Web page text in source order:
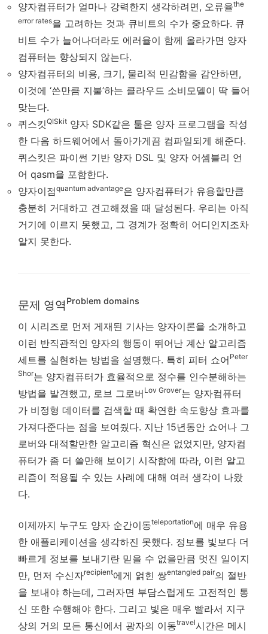
양자컴퓨터가 얼마나 강력한지 생각하려면, 오류율the
error rates을 고려하는 것과 큐비트의 수가 중요하다. 큐
비트 수가 늘어나더라도 에러율이 함께 올라가면 양자
컴퓨터는 향상되지 않는다.
양자컴퓨터의 비용, 크기, 물리적 민감함을 감안하면,
이것에 ‘쓴만큼 지불’하는 클라우드 소비모델이 딱 들어
맞는다.
퀴스킷QISkit 양자 SDK같은 툴은 양자 프로그램을 작성
한 다음 하드웨어에서 돌아가게끔 컴파일되게 해준다.
퀴스킷은 파이썬 기반 양자 DSL 및 양자 어셈블리 언
어 qasm을 포함한다.
양자이점quantum advantage은 양자컴퓨터가 유용할만큼
충분히 거대하고 견고해졌을 때 달성된다. 우리는 아직
거기에 이르지 못했고, 그 경계가 정확히 어디인지조차
알지 못한다.
문제 영역 Problem domains
이 시리즈로 먼저 게재된 기사는 양자이론을 소개하고
이런 반직관적인 양자의 행동이 뛰어난 계산 알고리즘
세트를 실현하는 방법을 설명했다. 특히 피터 쇼어 Peter
Shor는 양자컴퓨터가 효율적으로 정수를 인수분해하는
방법을 발견했고, 로브 그로버 Lov Grover는 양자컴퓨터
가 비정형 데이터를 검색할 때 확연한 속도향상 효과를
가져다준다는 점을 보여줬다. 지난 15년동안 쇼어나 그
로버와 대적할만한 알고리즘 혁신은 없었지만, 양자컴
퓨터가 좀 더 쓸만해 보이기 시작함에 따라, 이런 알고
리즘이 적용될 수 있는 사례에 대해 여러 생각이 나왔
다.
이제까지 누구도 양자 순간이동teleportation에 매우 유용
한 애플리케이션을 생각하진 못했다. 정보를 빛보다 더
빠르게 정보를 보내기란 믿을 수 없을만큼 멋진 일이지
만, 먼저 수신자recipient에게 얽힌 쌍entangled pair의 절반
을 보내야 하는데, 그러자면 부담스럽게도 고전적인 통
신 또한 수행해야 한다. 그리고 빛은 매우 빨라서 지구
상의 거의 모든 통신에서 광자의 이동travel시간은 메시